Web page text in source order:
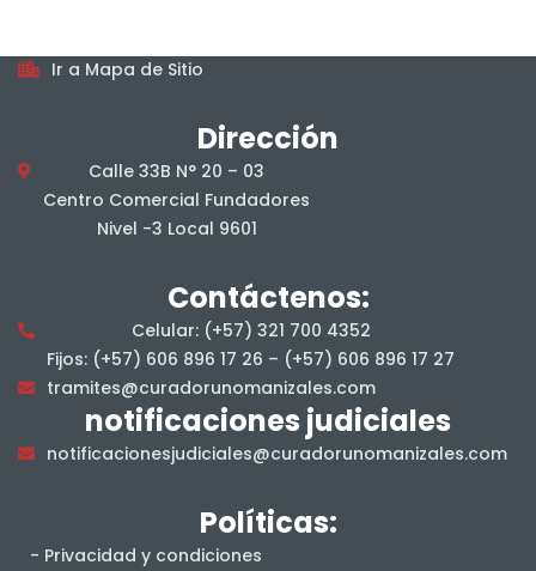
Ir a Mapa de Sitio
Dirección
Calle 33B N° 20 – 03
Centro Comercial Fundadores
Nivel -3 Local 9601
Contáctenos:
Celular: (+57) 321 700 4352
Fijos: (+57) 606 896 17 26 – (+57) 606 896 17 27
tramites@curadorunomanizales.com
notificaciones judiciales
notificacionesjudiciales@curadorunomanizales.com
Políticas:
- Privacidad y condiciones